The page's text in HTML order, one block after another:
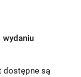
dostępne są